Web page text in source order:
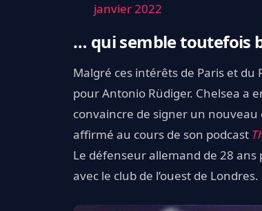
janvier 2022
… qui semble toutefois
Malgré ces intérêts de Paris et
pour Antonio Rüdiger. Chelsea a
convaincre de signer un
affirmé au cours de son podcast
Le défenseur allemand de 28
avec le club de l’ouest de Londres.